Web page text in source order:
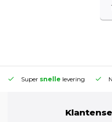
Super snelle levering